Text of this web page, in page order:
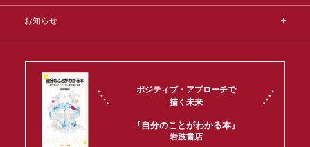
お知らせ
ポジティブ・アプローチで
描く未来
『自分のことがわかる本』
岩波書店